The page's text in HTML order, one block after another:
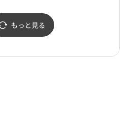
ン
프
)
（利川）店(소다 롯데프
리미엄아울렛 이천점)
もっと見る